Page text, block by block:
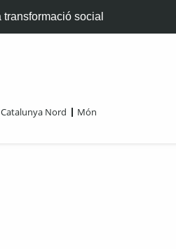
social
Catalunya Nord Món